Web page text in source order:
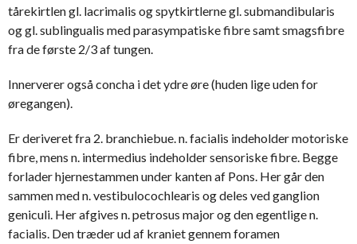
tårekirtlen gl. lacrimalis og spytkirtlerne gl. submandibularis
og gl. sublingualis med parasympatiske fibre samt smagsfibre
fra de første 2/3 af tungen.
Innerverer også concha i det ydre øre (huden lige uden for
øregangen).
Er deriveret fra 2. branchiebue. n. facialis indeholder motoriske
fibre, mens n. intermedius indeholder sensoriske fibre. Begge
forlader hjernestammen under kanten af Pons. Her går den
sammen med n. vestibulocochlearis og deles ved ganglion
geniculi. Her afgives n. petrosus major og den egentlige n.
facialis. Den træder ud af kraniet gennem foramen